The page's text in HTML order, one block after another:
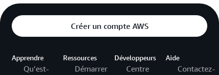
Créer un compte AWS
Apprendre
Qu’est-
Ressources
Démarrer
Développeurs
Centre
Aide
Contactez-